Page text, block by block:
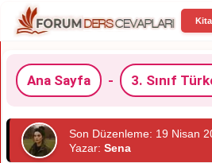
Ana Sayfa - 3. Sınıf
Son Düzenleme: 19 Nisan
Yazar: Sena